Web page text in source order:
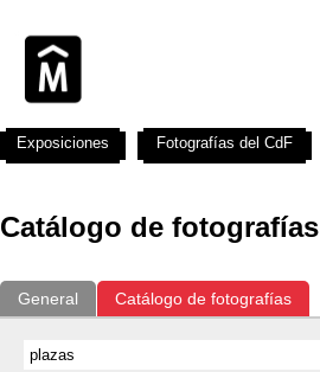
Catálogo de fotografías
General Catálogo de fotografías
Exposiciones Fotografías del CdF